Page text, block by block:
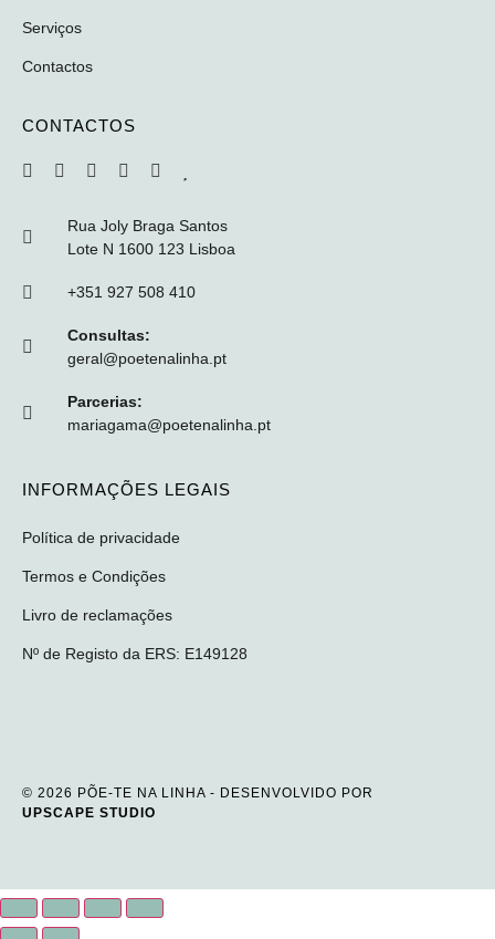
Serviços
Contactos
CONTACTOS
Rua Joly Braga Santos
Lote N 1600 123 Lisboa
+351 927 508 410
Consultas:
geral@poetenalinha.pt
Parcerias:
mariagama@poetenalinha.pt
INFORMAÇÕES LEGAIS
Política de privacidade
Termos e Condições
Livro de reclamações
Nº de Registo da ERS: E149128
© 2026 PÕE-TE NA LINHA - DESENVOLVIDO POR
UPSCAPE STUDIO